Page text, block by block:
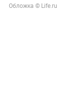
Обложка © Life.ru